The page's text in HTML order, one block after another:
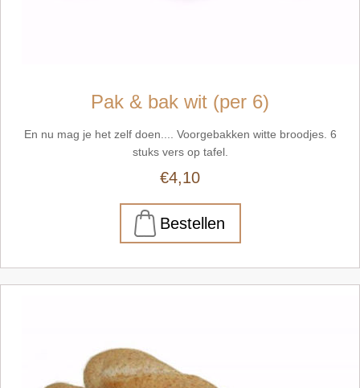
Pak & bak wit (per 6)
En nu mag je het zelf doen.... Voorgebakken witte broodjes. 6
stuks vers op tafel.
€4,10